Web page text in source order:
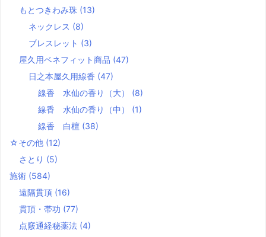
もとつきわみ珠 (13)
ネックレス (8)
ブレスレット (3)
屋久用ベネフィット商品 (47)
日之本屋久用線香 (47)
線香 水仙の香り（大） (8)
線香 水仙の香り（中） (1)
線香 白檀 (38)
☆その他 (12)
さとり (5)
施術 (584)
遠隔貫頂 (16)
貫頂・帯功 (77)
点竅通経秘薬法 (4)